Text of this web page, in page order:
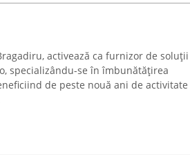
activează ca furnizor de soluții
specializându-se în îmbunătățirea
de peste nouă ani de activitate